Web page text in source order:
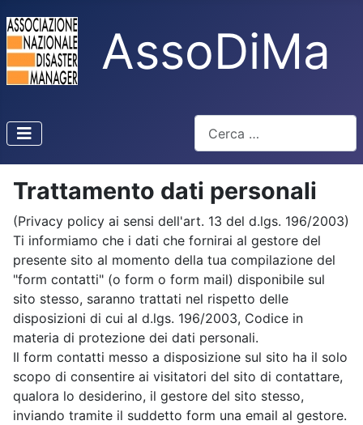
AssoDiMa
Type 2 or more characters
Trattamento dati personali
(Privacy policy ai sensi dell'art. 13 del d.lgs. 196/2003)
Ti informiamo che i dati che fornirai al gestore del
presente sito al momento della tua compilazione del
"form contatti" (o form o form mail) disponibile sul
sito stesso, saranno trattati nel rispetto delle
disposizioni di cui al d.lgs. 196/2003, Codice in
materia di protezione dei dati personali.
Il form contatti messo a disposizione sul sito ha il solo
scopo di consentire ai visitatori del sito di contattare,
qualora lo desiderino, il gestore del sito stesso,
inviando tramite il suddetto form una email al gestore.